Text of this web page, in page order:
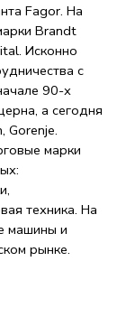
Fagor. На
Brandt
Исконно
с
90-х
а сегодня
Gorenje.
марки
техника. На
машины и
рынке.